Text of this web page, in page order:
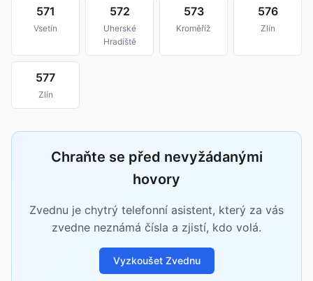
571
Vsetín
572
Uherské
Hradiště
573
Kroměříž
576
Zlín
577
Zlín
Chraňte se před nevyžádanými
hovory
Zvednu je chytrý telefonní asistent, který za vás
zvedne neznámá čísla a zjistí, kdo volá.
Vyzkoušet Zvednu